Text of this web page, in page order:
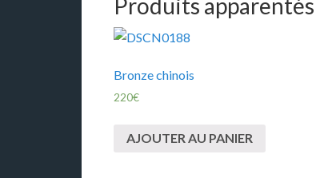
Bronze chinois
220€
AJOUTER AU PANIER